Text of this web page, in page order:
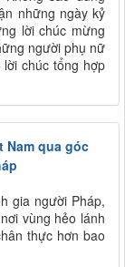
những ngày kỷ
lời chúc mừng
người phụ nữ
chúc tổng hợp
Nam qua góc
gia người Pháp,
vùng hẻo lánh
thực hơn bao